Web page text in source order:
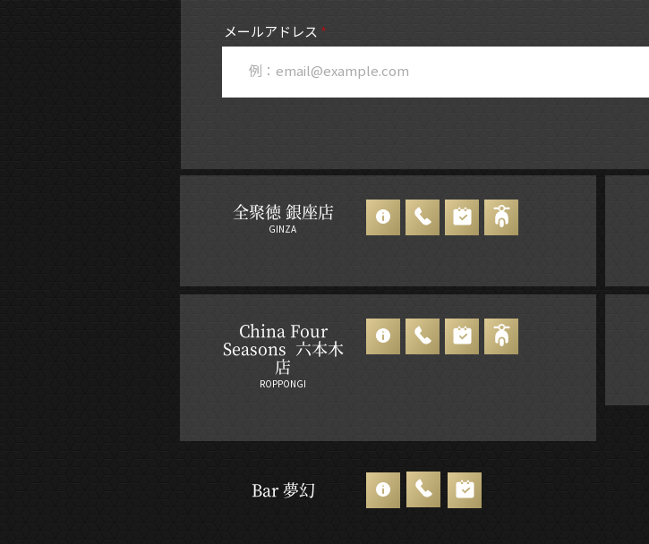
メールアドレス
全聚徳 銀座店
GINZA
China Four
Seasons 六本木
店
ROPPONGI
Bar 夢幻